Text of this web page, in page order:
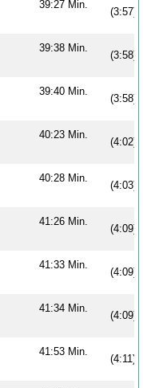
39:27 Min.
(3:57)
39:38 Min.
(3:58)
39:40 Min.
(3:58)
40:23 Min.
(4:02)
40:28 Min.
(4:03)
41:26 Min.
(4:09)
41:33 Min.
(4:09)
41:34 Min.
(4:09)
41:53 Min.
(4:11)